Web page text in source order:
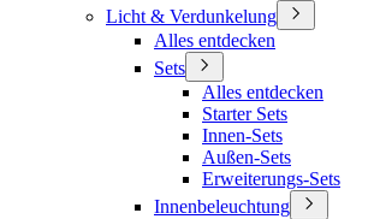
Licht & Verdunkelung
Alles entdecken
Sets
Alles entdecken
Starter Sets
Innen-Sets
Außen-Sets
Erweiterungs-Sets
Innenbeleuchtung